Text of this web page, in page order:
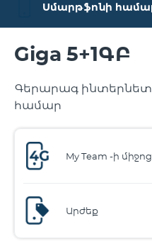
Սմարթֆոնի
Giga 5+1ԳԲ
Գերարագ
համար
My Team -ի
Արժեք